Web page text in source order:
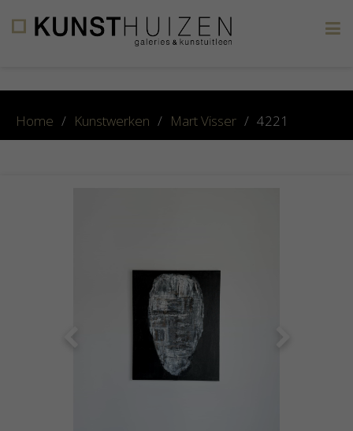
Home / Kunstwerken / Mart Visser / 4221